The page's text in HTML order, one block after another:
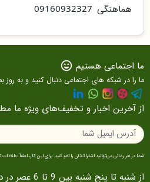
هماهنگی 09160932327
ما اجتماعی هستیم sentiment_very_satisfied
ما را در شبکه های اجتماعی دنبال کنید و به روز
از آخرین اخبار و تخفیف‌های ویژه ما
شما در هر زمانی می‌توانید اشتراک‌تان را لغو کنید. برای این کار، لطفاً
از شنبه تا پنج شنبه بین 9 تا 6 عصر در در خدمت شما هستیم